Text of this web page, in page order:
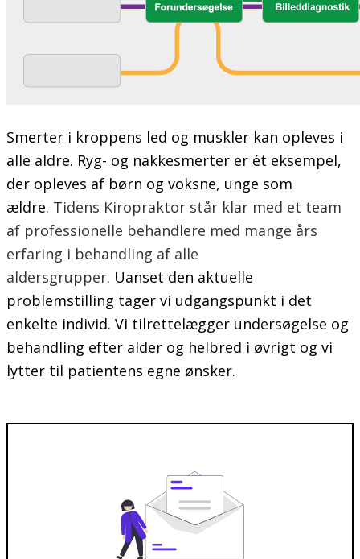
Smerter i kroppens led og muskler kan opleves i
alle aldre. Ryg- og nakkesmerter er ét eksempel,
der opleves af børn og voksne, unge som
ældre. Tidens Kiropraktor står klar med et team
af professionelle behandlere med mange års
erfaring i behandling af alle
aldersgrupper. Uanset den aktuelle
problemstilling tager vi udgangspunkt i det
enkelte individ. Vi tilrettelægger undersøgelse og
behandling efter alder og helbred i øvrigt og vi
lytter til patientens egne ønsker.